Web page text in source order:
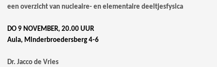
een overzicht van nucleaire- en elementaire deeltjesfysica
DO 9 NOVEMBER, 20.00 UUR
Aula, Minderbroedersberg 4-6
Dr. Jacco de Vries